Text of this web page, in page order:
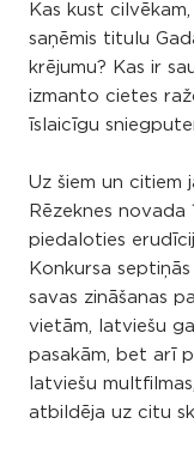
Kas kust
saņēmis titulu
krējumu? Kas ir
izmanto cietes
īslaicīgu
Uz šiem un citiem
Rēzeknes novada
piedaloties
Konkursa
savas zināšanas
vietām, latviešu
pasakām, bet arī
latviešu
atbildēja uz citu